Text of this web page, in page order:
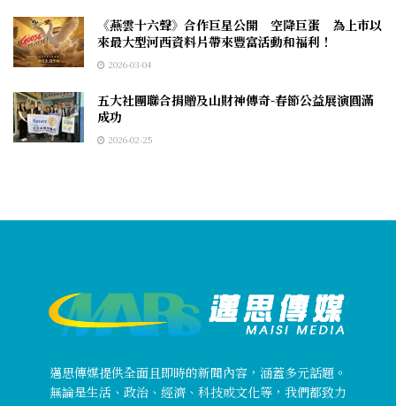
《燕雲十六聲》合作巨星公開 空降巨蛋 為上市以
來最大型河西資料片帶來豐富活動和福利！
2026-03-04
五大社團聯合捐贈及山財神傳奇-春節公益展演圓滿
成功
2026-02-25
邁思傳媒提供全面且即時的新聞內容，涵蓋多元話題。
無論是生活、政治、經濟、科技或文化等，我們都致力